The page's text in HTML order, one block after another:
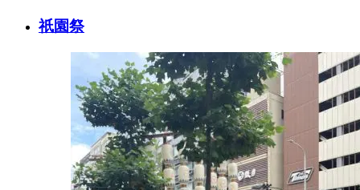
祇園祭